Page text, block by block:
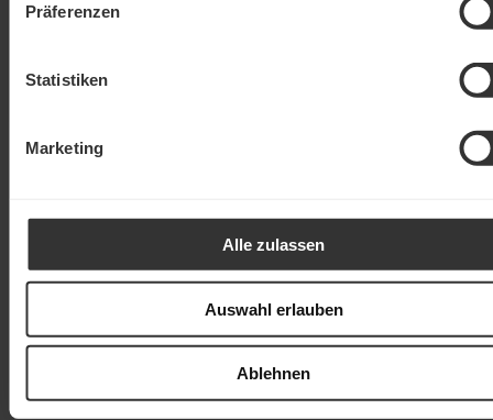
Präferenzen
Statistiken
Marketing
Alle zulassen
Auswahl erlauben
Ablehnen